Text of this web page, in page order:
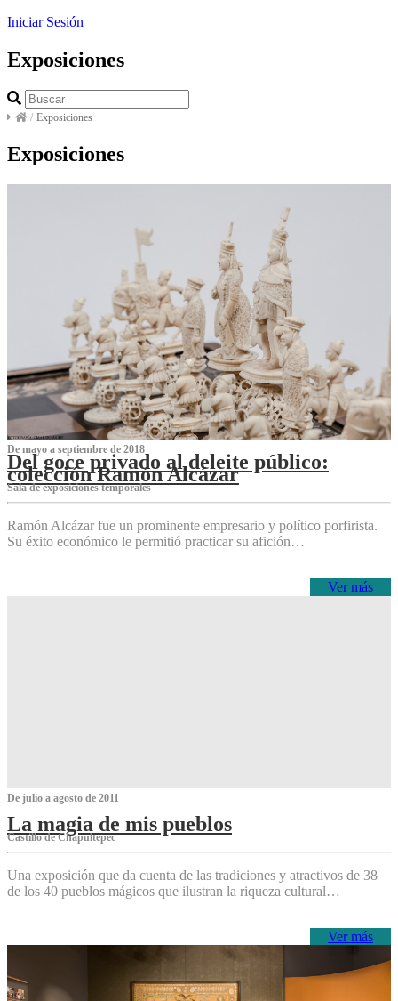
Iniciar Sesión
Exposiciones
/ Exposiciones
Exposiciones
De mayo a septiembre de 2018
Del goce privado al deleite público:
colección Ramón Alcázar
Sala de exposiciones temporales
Ramón Alcázar fue un prominente empresario y político porfirista.
Su éxito económico le permitió practicar su afición…
Ver más
De julio a agosto de 2011
La magia de mis pueblos
Castillo de Chapultepec
Una exposición que da cuenta de las tradiciones y atractivos de 38
de los 40 pueblos mágicos que ilustran la riqueza cultural…
Ver más